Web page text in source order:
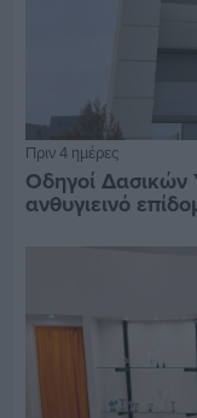
Πριν 4 ημέρες
Οδηγοί Δασικών
ανθυγιεινό